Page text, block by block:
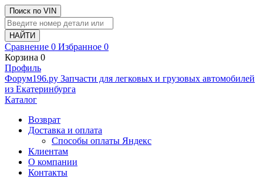
Поиск по VIN
Сравнение 0 Избранное 0
Корзина 0
Профиль
Фoрум196.ру Запчасти для легковых и грузовых автомобилей
из Екатеринбурга
Каталог
Возврат
Доставка и оплата
Способы оплаты Яндекс
Клиентам
О компании
Контакты